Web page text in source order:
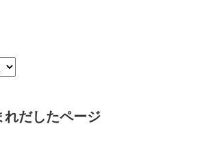
れだしたページ